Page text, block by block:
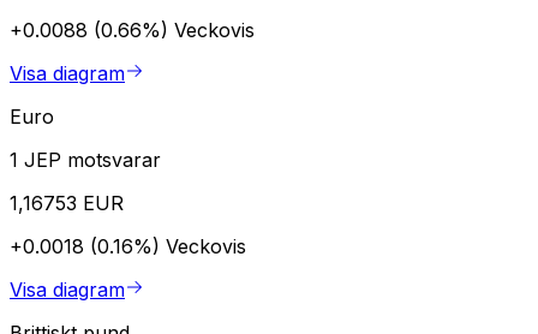
+0.0088 (0.66%) Veckovis
Visa diagram
Euro
1 JEP motsvarar
1,16753 EUR
+0.0018 (0.16%) Veckovis
Visa diagram